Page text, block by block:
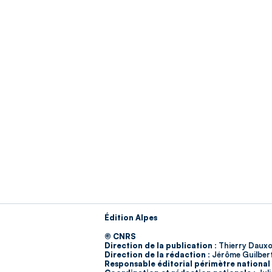
Édition Alpes
© CNRS
Direction de la publication : Thierry
Direction de la rédaction : Jérôme
Responsable éditorial périmètre national